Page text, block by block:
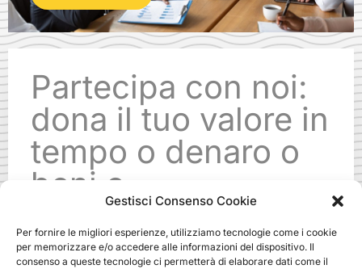
Gestisci Consenso Cookie
Per fornire le migliori esperienze, utilizziamo tecnologie come i cookie
per memorizzare e/o accedere alle informazioni del dispositivo. Il
consenso a queste tecnologie ci permetterà di elaborare dati come il
Partecipa con noi:
dona il tuo valore in
tempo o denaro o
beni o
specializzazioni.
Ti aspettiamo!